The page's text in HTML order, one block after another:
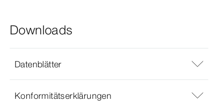
Downloads
Datenblätter
Konformitätserklärungen